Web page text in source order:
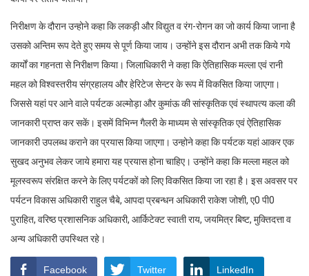
निरीक्षण के दौरान उन्होने कहा कि लकड़ी और विद्युत व रंग-रोगन का जो कार्य किया जाना है
उसको अन्तिम रूप देते हुए समय से पूर्ण किया जाय। उन्होंने इस दौरान अभी तक किये गये
कार्यों का गहनता से निरीक्षण किया। जिलाधिकारी ने कहा कि ऐतिहासिक मल्ला एवं रानी
महल को विश्वस्तरीय संग्रहालय और हेरिटेज सेन्टर के रूप में विकसित किया जाएगा।
जिससे यहां पर आने वाले पर्यटक अल्मोड़ा और कुमांऊ की सांस्कृतिक एवं स्थापत्य कला की
जानकारी प्राप्त कर सकें। इसमें विभिन्न गैलरी के माध्यम से सांस्कृतिक एवं ऐतिहासिक
जानकारी उपलब्ध कराने का प्रयास किया जाएगा। उन्होने कहा कि पर्यटक यहां आकर एक
सुखद अनुभव लेकर जाये हमारा यह प्रयास होना चाहिए। उन्होंने कहा कि मल्ला महल को
मूलस्वरूप संरक्षित करने के लिए पर्यटकों को लिए विकसित किया जा रहा है। इस अवसर पर
पर्यटन विकास अधिकारी राहुल चैबे, आपदा प्रबन्धन अधिकारी राकेश जोशी, ए0 पी0
पुराहित, वरिष्ठ प्रशासनिक अधिकारी, आर्किटेक्ट स्वाती राय, जयमित्र बिष्ट, मुक्तिदत्ता व
अन्य अधिकारी उपस्थित रहे।
Facebook Twitter LinkedIn